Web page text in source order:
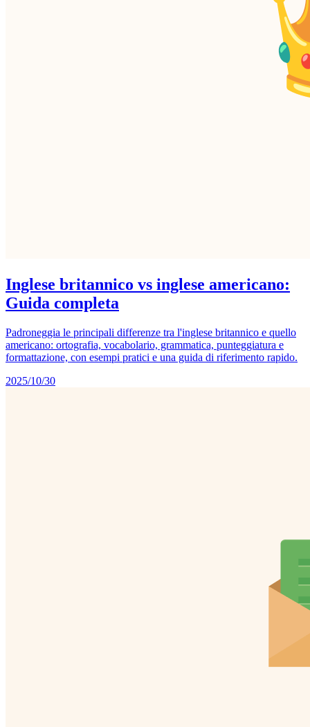
Inglese britannico vs inglese americano:
Guida completa
Padroneggia le principali differenze tra l'inglese britannico e quello
americano: ortografia, vocabolario, grammatica, punteggiatura e
formattazione, con esempi pratici e una guida di riferimento rapido.
2025/10/30